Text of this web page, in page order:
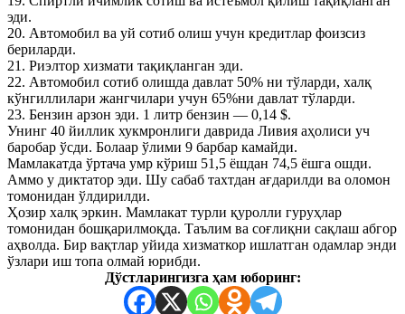
эди.
20. Автомобил ва уй сотиб олиш учун кредитлар фоизсиз
бериларди.
21. Риэлтор хизмати тақиқланган эди.
22. Автомобил сотиб олишда давлат 50% ни тўларди, халқ
кўнгиллилари жангчилари учун 65%ни давлат тўларди.
23. Бензин арзон эди. 1 литр бензин — 0,14 $.
Унинг 40 йиллик хукмронлиги даврида Ливия аҳолиси уч
баробар ўсди. Болаар ўлими 9 барбар камайди.
Мамлакатда ўртача умр кўриш 51,5 ёшдан 74,5 ёшга ошди.
Аммо у диктатор эди. Шу сабаб тахтдан ағдарилди ва оломон
томонидан ўлдирилди.
Ҳозир халқ эркин. Мамлакат турли қуролли гуруҳлар
томонидан бошқарилмоқда. Таълим ва соғлиқни сақлаш абгор
аҳволда. Бир вақтлар уйида хизматкор ишлатган одамлар энди
ўзлари иш топа олмай юрибди.
Дўстларингизга ҳам юборинг: